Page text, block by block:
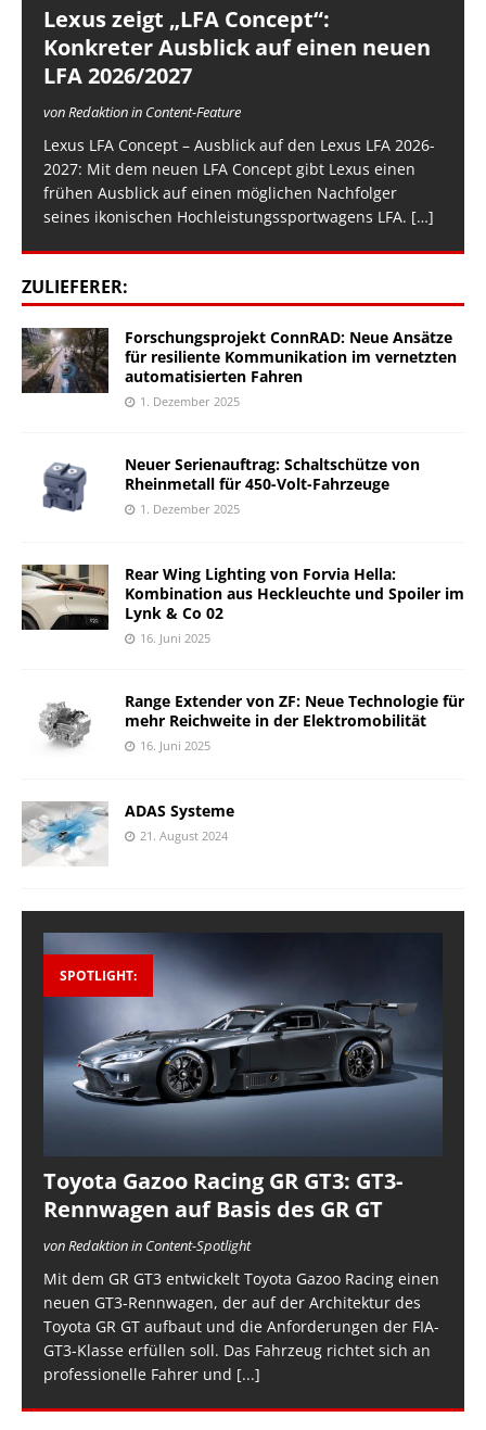
Lexus zeigt „LFA Concept“:
Konkreter Ausblick auf einen neuen
LFA 2026/2027
von Redaktion in Content-Feature
Lexus LFA Concept – Ausblick auf den Lexus LFA 2026-
2027: Mit dem neuen LFA Concept gibt Lexus einen
frühen Ausblick auf einen möglichen Nachfolger
seines ikonischen Hochleistungssportwagens LFA. […]
ZULIEFERER:
Forschungsprojekt ConnRAD: Neue Ansätze
für resiliente Kommunikation im vernetzten
automatisierten Fahren
1. Dezember 2025
Neuer Serienauftrag: Schaltschütze von
Rheinmetall für 450-Volt-Fahrzeuge
1. Dezember 2025
Rear Wing Lighting von Forvia Hella:
Kombination aus Heckleuchte und Spoiler im
Lynk & Co 02
16. Juni 2025
Range Extender von ZF: Neue Technologie für
mehr Reichweite in der Elektromobilität
16. Juni 2025
ADAS Systeme
21. August 2024
SPOTLIGHT:
Toyota Gazoo Racing GR GT3: GT3-
Rennwagen auf Basis des GR GT
von Redaktion in Content-Spotlight
Mit dem GR GT3 entwickelt Toyota Gazoo Racing einen
neuen GT3-Rennwagen, der auf der Architektur des
Toyota GR GT aufbaut und die Anforderungen der FIA-
GT3-Klasse erfüllen soll. Das Fahrzeug richtet sich an
professionelle Fahrer und [...]